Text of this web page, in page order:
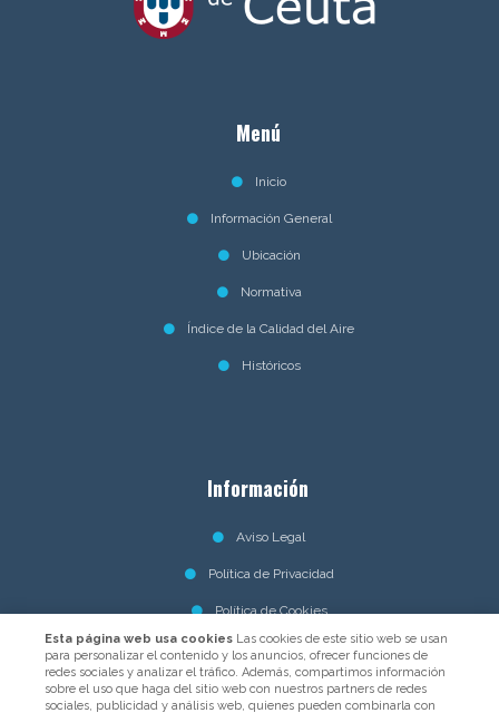
Esta página web usa cookies Las cookies de este sitio web se usan
para personalizar el contenido y los anuncios, ofrecer funciones de
redes sociales y analizar el tráfico. Además, compartimos información
sobre el uso que haga del sitio web con nuestros partners de redes
sociales, publicidad y análisis web, quienes pueden combinarla con
Menú
Inicio
Información General
Ubicación
Normativa
Índice de la Calidad del Aire
Históricos
Información
Aviso Legal
Política de Privacidad
Política de Cookies